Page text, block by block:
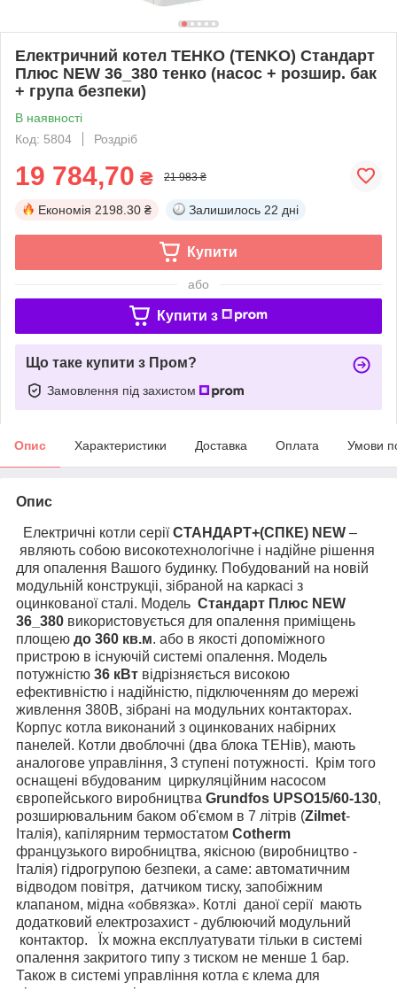
Електричний котел ТЕНКО (TENKO) Стандарт
Плюс NEW 36_380 тенко (насос + розшир. бак
+ група безпеки)
В наявності
Код: 5804
Роздріб
19 784,70 ₴ 21 983 ₴
Економія 2198.30 ₴ Залишилось 22 дні
Купити
або
Купити з
Що таке купити з Пром?
Замовлення під захистом
Опис Характеристики Доставка Оплата Умови
Опис
Електричні котли серіїСТАНДАРТ+(СПКЕ) NEW –
являють собою високотехнологічне і надійне рішення
для опалення Вашого будинку. Побудований на новій
модульній конструкціі, зібраной на каркасі з
оцинкованої сталі. Модель Cтандарт Плюс NEW
36_380 використовується для опалення приміщень
площею до 360 кв.м. або в якості допоміжного
пристрою в існуючій системі опалення. Модель
потужністю 36 кВт відрізняється високою
ефективністю і надійністю, підключенням до мережі
живлення 380В, зібрані на модульних контакторах.
Корпус котла виконаний з оцинкованих набірних
панелей. Котли двоблочні (два блока ТЕНів), мають
аналогове управління, 3 ступені потужності. Крім того
оснащені вбудованим циркуляційним насосом
європейського виробництва Grundfos UPSO15/60-130,
розширювальним баком об'ємом в 7 літрів (Zilmet-
Італія), капілярним термостатом Cotherm
французького виробництва, якісною (виробництво -
Італія) гідрогрупою безпеки, а саме: автоматичним
відводом повітря, датчиком тиску, запобіжним
клапаном, мідна «обвязка». Котлі даної серії мають
додатковий електрозахист - дублюючий модульний
контактор. Їх можна експлуатувати тільки в системі
опалення закритого типу з тиском не менше 1 бар.
Також в системі управління котла є клема для